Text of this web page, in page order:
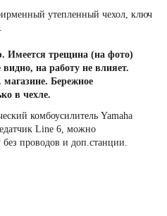
утепленный чехол, ключ
Имеется трещина (на фото)
на работу не влияет.
Бережное
в чехле.
комбоусилитель Yamaha
Line 6, можно
проводов и доп.станции.